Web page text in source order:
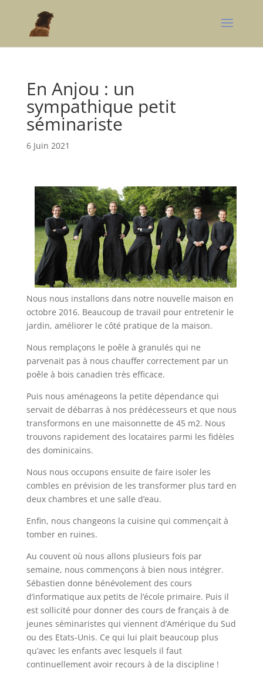
En Anjou : un
sympathique petit
séminariste
6 Juin 2021
Nous nous installons dans notre nouvelle maison en
octobre 2016. Beaucoup de travail pour entretenir le
jardin, améliorer le côté pratique de la maison.
Nous remplaçons le poêle à granulés qui ne
parvenait pas à nous chauffer correctement par un
poêle à bois canadien très efficace.
Puis nous aménageons la petite dépendance qui
servait de débarras à nos prédécesseurs et que nous
transformons en une maisonnette de 45 m2. Nous
trouvons rapidement des locataires parmi les fidèles
des dominicains.
Nous nous occupons ensuite de faire isoler les
combles en prévision de les transformer plus tard en
deux chambres et une salle d’eau.
Enfin, nous changeons la cuisine qui commençait à
tomber en ruines.
Au couvent où nous allons plusieurs fois par
semaine, nous commençons à bien nous intégrer.
Sébastien donne bénévolement des cours
d’informatique aux petits de l’école primaire. Puis il
est sollicité pour donner des cours de français à de
jeunes séminaristes qui viennent d’Amérique du Sud
ou des Etats-Unis. Ce qui lui plait beaucoup plus
qu’avec les enfants avec lesquels il faut
continuellement avoir recours à de la discipline !